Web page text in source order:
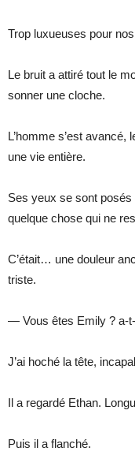
Trop luxueuses pour
Le bruit a attiré tout le
sonner une cloche.
L’homme s’est
une vie entière.
Ses yeux se sont posés
quelque chose qui ne
C’était… une douleur
triste.
— Vous êtes Emily ? a-
J’ai hoché la tête,
Il a regardé Ethan.
Puis il a flanché.